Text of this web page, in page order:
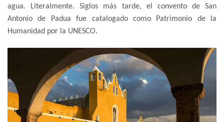
agua. Literalmente. Siglos más tarde, el convento de San
Antonio de Padua fue catalogado como Patrimonio de la
Humanidad por la UNESCO.